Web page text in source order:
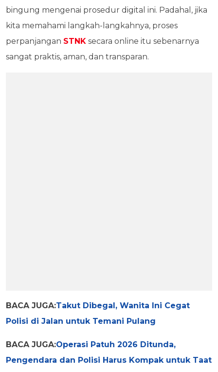
bingung mengenai prosedur digital ini. Padahal, jika
kita memahami langkah-langkahnya, proses
perpanjangan STNK secara online itu sebenarnya
sangat praktis, aman, dan transparan.
BACA JUGA:Takut Dibegal, Wanita Ini Cegat
Polisi di Jalan untuk Temani Pulang
BACA JUGA:Operasi Patuh 2026 Ditunda,
Pengendara dan Polisi Harus Kompak untuk Taat